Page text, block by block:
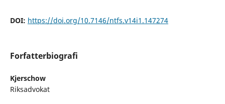
DOI: https://doi.org/10.7146/ntfs.v14i1.147274
Forfatterbiografi
Kjerschow
Riksadvokat